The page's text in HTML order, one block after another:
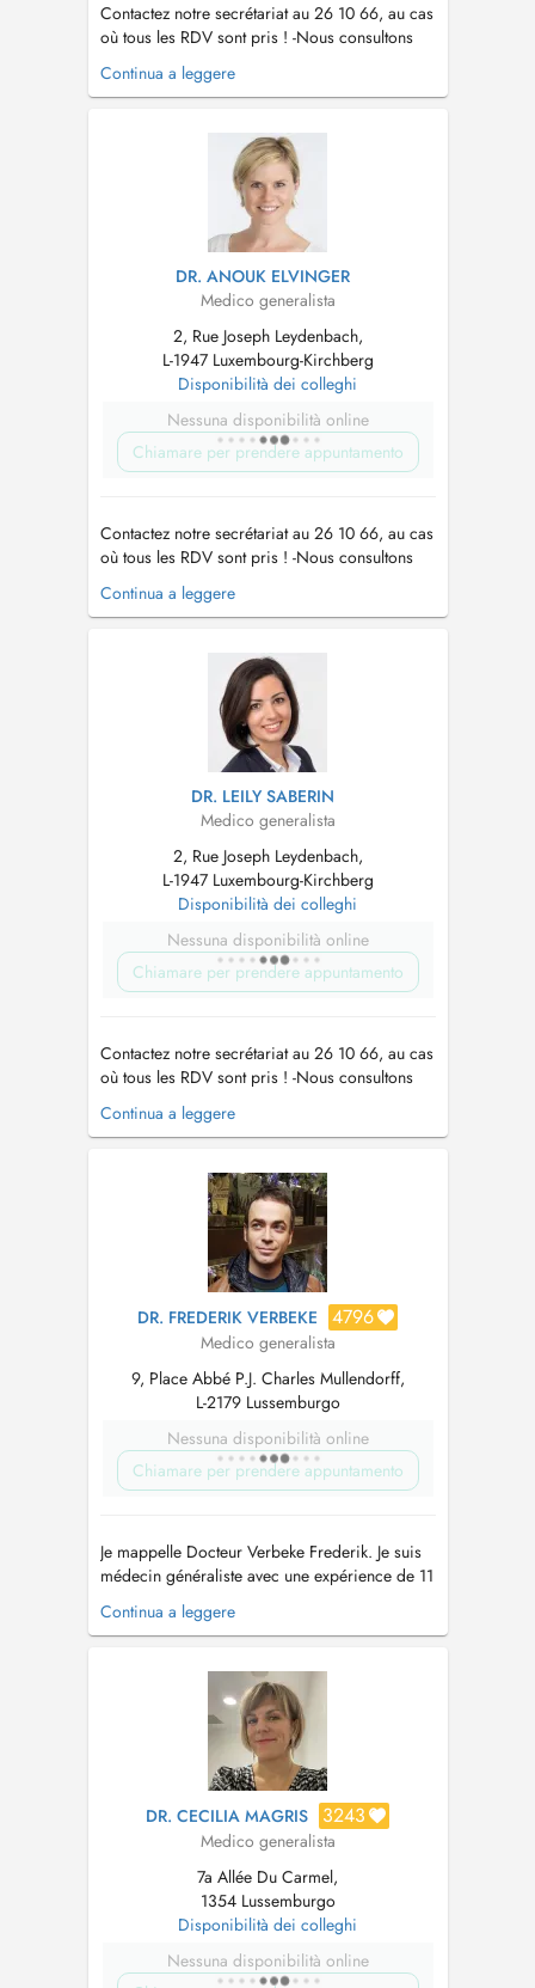
Contactez notre secrétariat au 26 10 66, au cas
où tous les RDV sont pris ! -Nous consultons
des enfants à partir de 2 ans. -Vaccination
Covid uniquement sur RDV par téléphone !! -
un supplément d'honoraire pour convenance
personnelle sera demandé. ...
Continua a leggere
DR. ANOUK ELVINGER
Medico generalista
2, Rue Joseph Leydenbach,
L-1947 Luxembourg-Kirchberg
Disponibilità dei colleghi
Nessuna disponibilità online
Chiamare per prendere appuntamento
Contactez notre secrétariat au 26 10 66, au cas
où tous les RDV sont pris ! -Nous consultons
des enfants à partir de 2 ans. -Vaccination
Covid uniquement sur RDV par téléphone !! -
un supplément d'honoraire pour convenance
personnelle sera demandé. -...
Continua a leggere
DR. LEILY SABERIN
Medico generalista
2, Rue Joseph Leydenbach,
L-1947 Luxembourg-Kirchberg
Disponibilità dei colleghi
Nessuna disponibilità online
Chiamare per prendere appuntamento
Contactez notre secrétariat au 26 10 66, au cas
où tous les RDV sont pris ! -Nous consultons
des enfants à partir de 2 ans. -Vaccination
Covid uniquement sur RDV par téléphone !! -
un supplément d'honoraire pour convenance
personnelle sera demandé. -...
Continua a leggere
DR. FREDERIK VERBEKE 4796
Medico generalista
9, Place Abbé P.J. Charles Mullendorff,
L-2179 Lussemburgo
Nessuna disponibilità online
Chiamare per prendere appuntamento
Je mappelle Docteur Verbeke Frederik. Je suis
médecin généraliste avec une expérience de 11
ans. Je suis également médecin conseil pour le
European Stability Mechanism. Depuis
médical au Luxembourg-Kirchberg à la Place
Abbé P.J. Charles Mullendorff numéro...
Continua a leggere
DR. CECILIA MAGRIS 3243
Medico generalista
7a Allée Du Carmel,
1354 Lussemburgo
Disponibilità dei colleghi
Nessuna disponibilità online